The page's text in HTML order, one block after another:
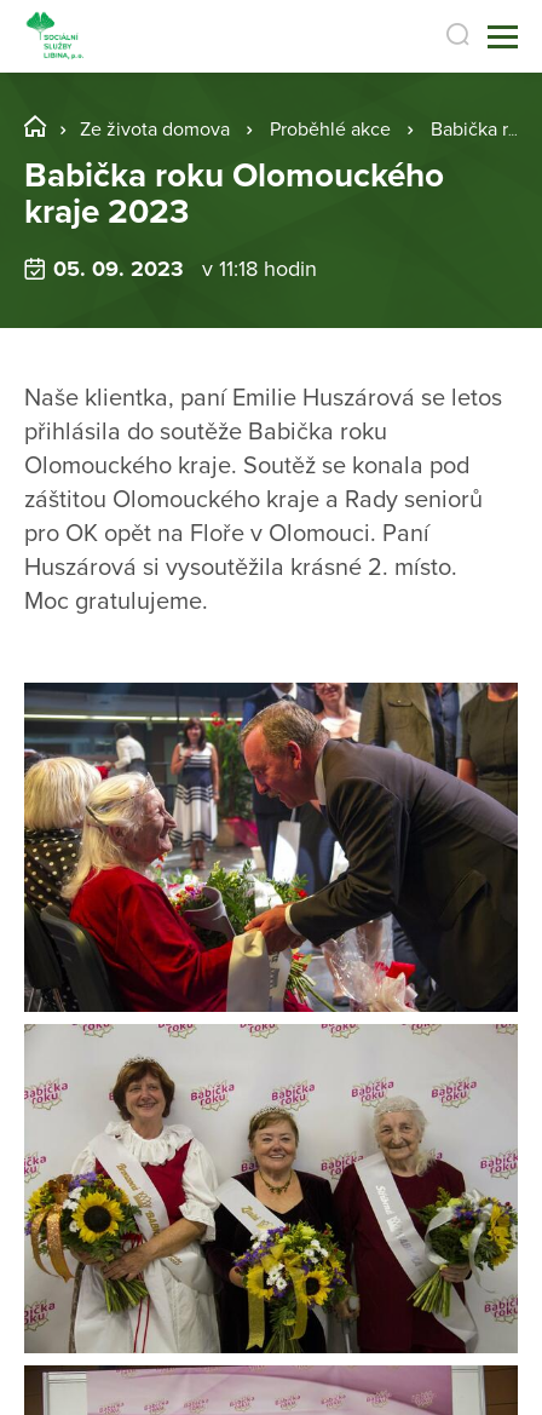
Ze života domova Proběhlé akce Babička roku Olomouckého kraje 2023
Babička roku Olomouckého
kraje 2023
05. 09. 2023 v 11:18 hodin
Naše klientka, paní Emilie Huszárová se letos
přihlásila do soutěže Babička roku
Olomouckého kraje. Soutěž se konala pod
záštitou Olomouckého kraje a Rady seniorů
pro OK opět na Floře v Olomouci. Paní
Huszárová si vysoutěžila krásné 2. místo.
Moc gratulujeme.